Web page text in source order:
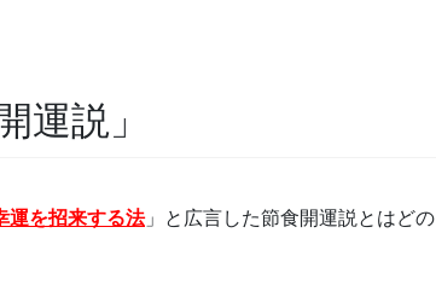
運説」
運を招来する法」と広言した節食開運説とはどの